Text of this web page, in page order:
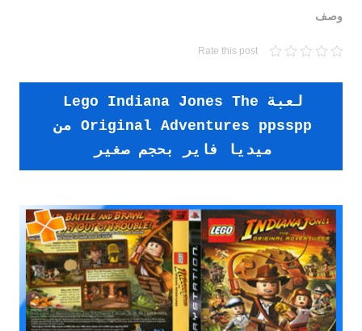
وصف
Rate this post
لعبة Lego Indiana Jones The
Original Adventures ppsspp من
ميديا فاير بحجم صغير